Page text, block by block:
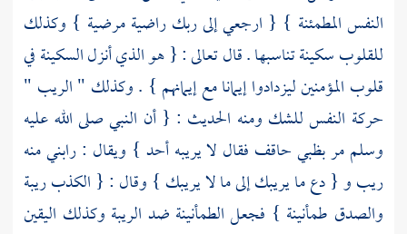
النفس المطمئنة } { ارجعي إلى ربك راضية مرضية } وكذلك
للقلوب سكينة تناسبها . قال تعالى : { هو الذي أنزل السكينة في
قلوب المؤمنين ليزدادوا إيمانا مع إيمانهم } . وكذلك " الريب "
حركة النفس للشك ومنه الحديث : { أن النبي صلى الله عليه
وسلم مر بظبي حاقف فقال لا يريبه أحد } ويقال : رابني منه
ريب و { دع ما يريبك إلى ما لا يريبك } وقال : { الكذب ريبة
والصدق طمأنينة } فجعل الطمأنينة ضد الريبة وكذلك اليقين